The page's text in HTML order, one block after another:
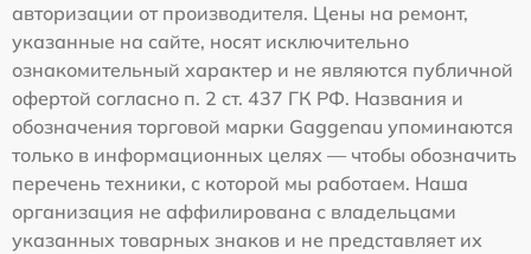
авторизации от производителя. Цены на ремонт,
указанные на сайте, носят исключительно
ознакомительный характер и не являются публичной
офертой согласно п. 2 ст. 437 ГК РФ. Названия и
обозначения торговой марки Gaggenau упоминаются
только в информационных целях — чтобы обозначить
перечень техники, с которой мы работаем. Наша
организация не аффилирована с владельцами
указанных товарных знаков и не представляет их